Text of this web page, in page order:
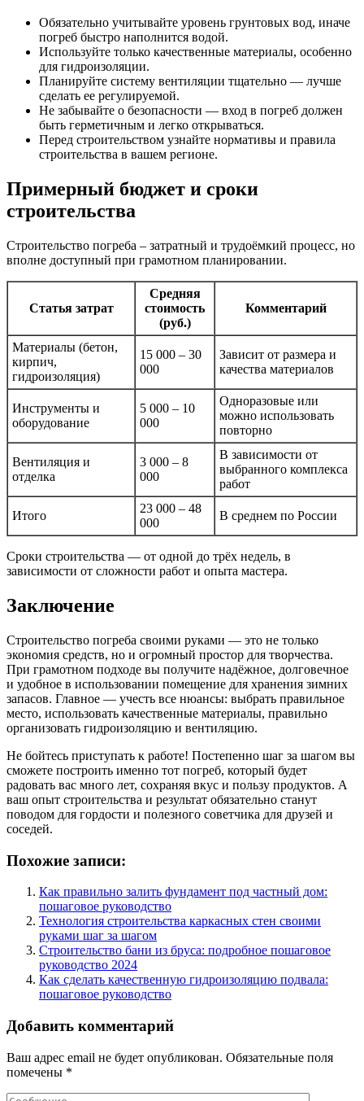
Обязательно учитывайте уровень грунтовых вод, иначе
погреб быстро наполнится водой.
Используйте только качественные материалы, особенно
для гидроизоляции.
Планируйте систему вентиляции тщательно — лучше
сделать ее регулируемой.
Не забывайте о безопасности — вход в погреб должен
быть герметичным и легко открываться.
Перед строительством узнайте нормативы и правила
строительства в вашем регионе.
Примерный бюджет и сроки
строительства
Строительство погреба – затратный и трудоёмкий процесс, но
вполне доступный при грамотном планировании.
Статья затрат
Средняя
стоимость
(руб.)
Комментарий
Материалы (бетон,
кирпич,
гидроизоляция)
15 000 – 30
000
Зависит от размера и
качества материалов
Инструменты и
оборудование
5 000 – 10
000
Одноразовые или
можно использовать
повторно
Вентиляция и
отделка
3 000 – 8
000
В зависимости от
выбранного комплекса
работ
Итого
23 000 – 48
000
В среднем по России
Сроки строительства — от одной до трёх недель, в
зависимости от сложности работ и опыта мастера.
Заключение
Строительство погреба своими руками — это не только
экономия средств, но и огромный простор для творчества.
При грамотном подходе вы получите надёжное, долговечное
и удобное в использовании помещение для хранения зимних
запасов. Главное — учесть все нюансы: выбрать правильное
место, использовать качественные материалы, правильно
организовать гидроизоляцию и вентиляцию.
Не бойтесь приступать к работе! Постепенно шаг за шагом вы
сможете построить именно тот погреб, который будет
радовать вас много лет, сохраняя вкус и пользу продуктов. А
ваш опыт строительства и результат обязательно станут
поводом для гордости и полезного советчика для друзей и
соседей.
Похожие записи:
Как правильно залить фундамент под частный дом:
пошаговое руководство
Технология строительства каркасных стен своими
руками шаг за шагом
Строительство бани из бруса: подробное пошаговое
руководство 2024
Как сделать качественную гидроизоляцию подвала:
пошаговое руководство
Добавить комментарий
Ваш адрес email не будет опубликован. Обязательные поля
помечены *